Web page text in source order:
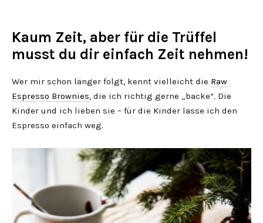
Kaum Zeit, aber für die Trüffel
musst du dir einfach Zeit nehmen!
Wer mir schon länger folgt, kennt vielleicht die Raw
Espresso Brownies, die ich richtig gerne „backe“. Die
Kinder und ich lieben sie – für die Kinder lasse ich den
Espresso einfach weg.